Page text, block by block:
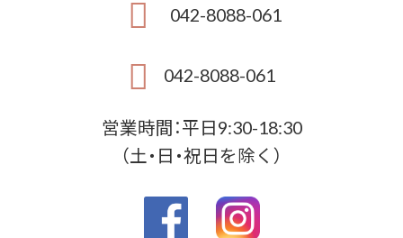
042-8088-061
042-8088-061
営業時間：平日9:30-18:30
（土・日・祝日を除く）